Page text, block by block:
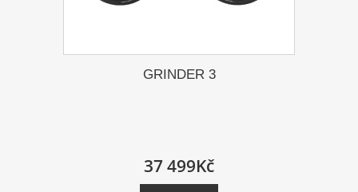
GRINDER 3
37 499Kč